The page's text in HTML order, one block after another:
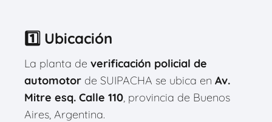
1️⃣ Ubicación
La planta de verificación policial de
automotor de SUIPACHA se ubica en Av.
Mitre esq. Calle 110, provincia de Buenos
Aires, Argentina.